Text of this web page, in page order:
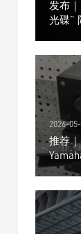
发布
光碟”
2026-
推荐
大器